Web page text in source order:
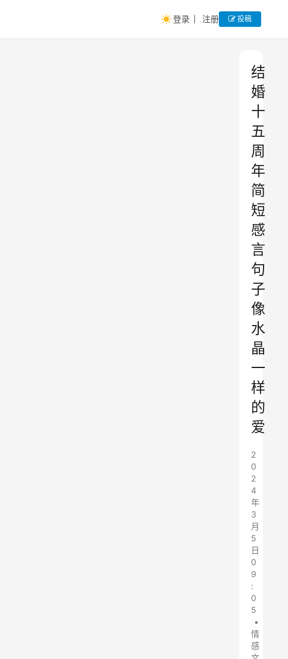
登录 注册 投稿
结
婚
十
五
周
年
简
短
感
言
句
子
像
水
晶
一
样
的
爱
2
0
2
4
年
3
月
5
日
0
9
:
0
5
•
情
感